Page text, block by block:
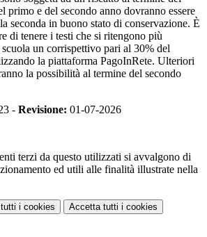
primo e del secondo anno dovranno essere
seconda in buono stato di conservazione. È
di tenere i testi che si ritengono più
un corrispettivo pari al 30% del
la piattaforma PagoInRete. Ulteriori
la possibilità al termine del secondo
- Revisione: 01-07-2026
terzi da questo utilizzati si avvalgono di
ed utili alle finalità illustrate nella
i cookies Accetta tutti i cookies